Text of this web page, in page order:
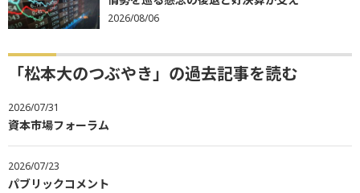
2026/08/06
「松本大のつぶやき」の過去記事を読む
2026/07/31
資本市場フォーラム
2026/07/23
パブリックコメント